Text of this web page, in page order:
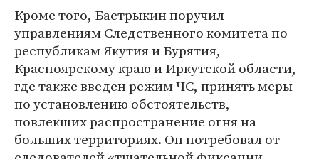
Кроме того, Бастрыкин поручил
управлениям Следственного комитета по
республикам Якутия и Бурятия,
Красноярскому краю и Иркутской области,
где также введен режим ЧС, принять меры
по установлению обстоятельств,
повлекших распространение огня на
больших территориях. Он потребовал от